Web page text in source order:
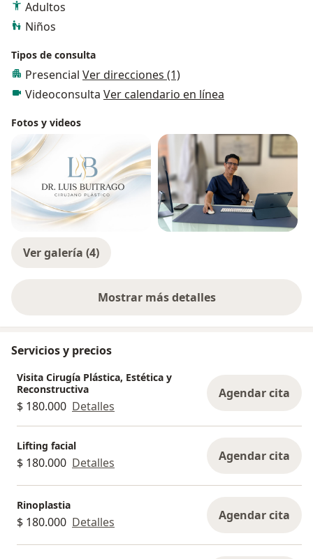
Adultos
Niños
Tipos de consulta
Presencial Ver direcciones (1)
Videoconsulta Ver calendario en línea
Fotos y videos
Ver galería (4)
Mostrar más detalles
sobre la experiencia
Servicios y precios
Visita Cirugía Plástica, Estética y
Reconstructiva
$ 180.000 Detalles
Agendar cita
Lifting facial
$ 180.000 Detalles Agendar cita
Rinoplastia
$ 180.000 Detalles Agendar cita